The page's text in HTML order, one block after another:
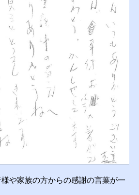
や家族の方からの感謝の言葉が一